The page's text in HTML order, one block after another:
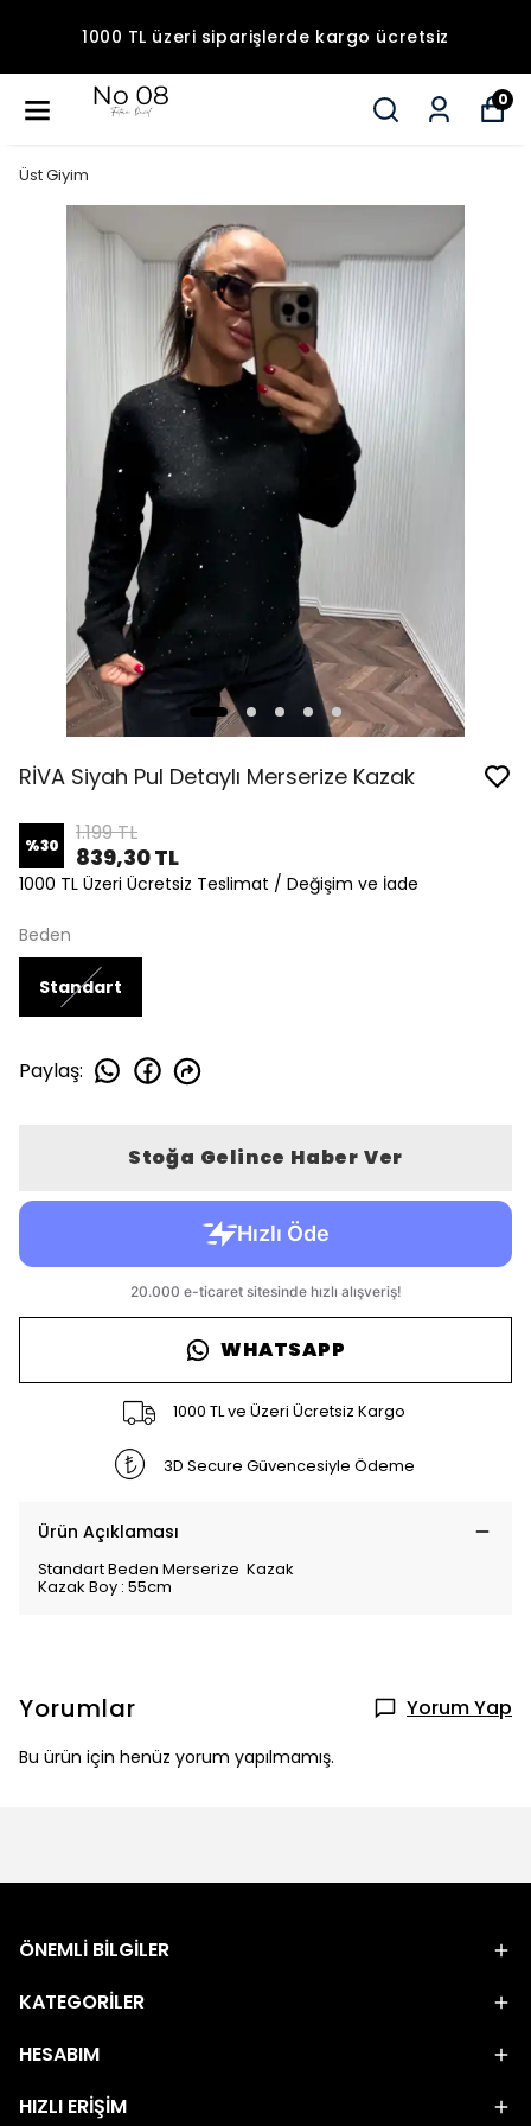
1000 TL üzeri siparişlerde kargo ücretsiz
0
Üst Giyim
RİVA Siyah Pul Detaylı Merserize Kazak
%30 1.199 TL
839,30 TL
1000 TL Üzeri Ücretsiz Teslimat / Değişim ve İade
Beden
Standart
Paylaş:
Stoğa Gelince Haber Ver
WHATSAPP
1000 TL ve Üzeri Ücretsiz Kargo
3D Secure Güvencesiyle Ödeme
Ürün Açıklaması
Standart Beden Merserize Kazak
Kazak Boy : 55cm
Yorumlar Yorum Yap
Bu ürün için henüz yorum yapılmamış.
ÖNEMLİ BİLGİLER
KATEGORİLER
HESABIM
HIZLI ERİŞİM